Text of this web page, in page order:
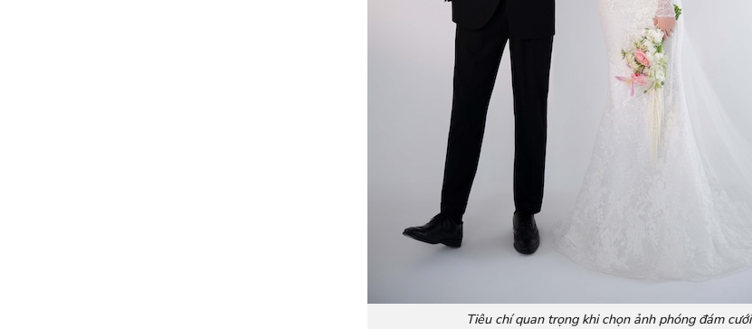
Tiêu chí quan trọng khi chọn ảnh phóng đám cưới